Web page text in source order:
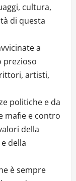
cultura,
di questa
a
prezioso
artisti,
politiche e da
mafie e contro
della
della
è sempre